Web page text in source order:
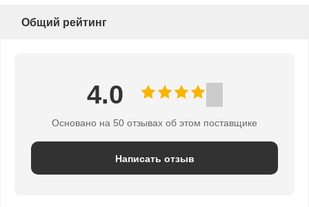
Общий рейтинг
4.0
Основано на 50 отзывах об этом поставщике
Написать отзыв